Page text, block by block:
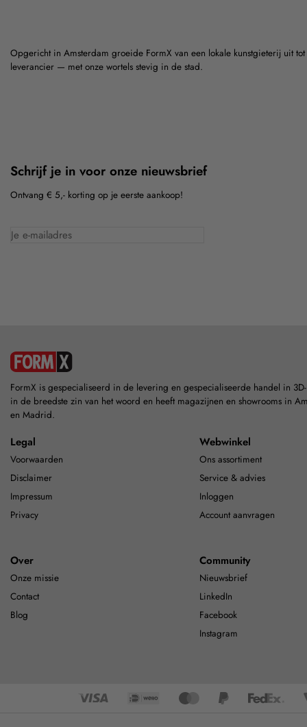
Opgericht in Amsterdam groeide FormX van een lokale kunstgieterij uit
leverancier — met onze wortels stevig in de stad.
Schrijf je in voor onze nieuwsbrief
Ontvang € 5,- korting op je eerste aankoop!
FormX is gespecialiseerd in de levering en gespecialiseerde handel in
in de breedste zin van het woord en heeft magazijnen en showrooms in
en Madrid.
Legal
Voorwaarden
Disclaimer
Impressum
Privacy
Webwinkel
Ons assortiment
Service & advies
Inloggen
Account aanvragen
Over
Onze missie
Contact
Blog
Community
Nieuwsbrief
LinkedIn
Facebook
Instagram